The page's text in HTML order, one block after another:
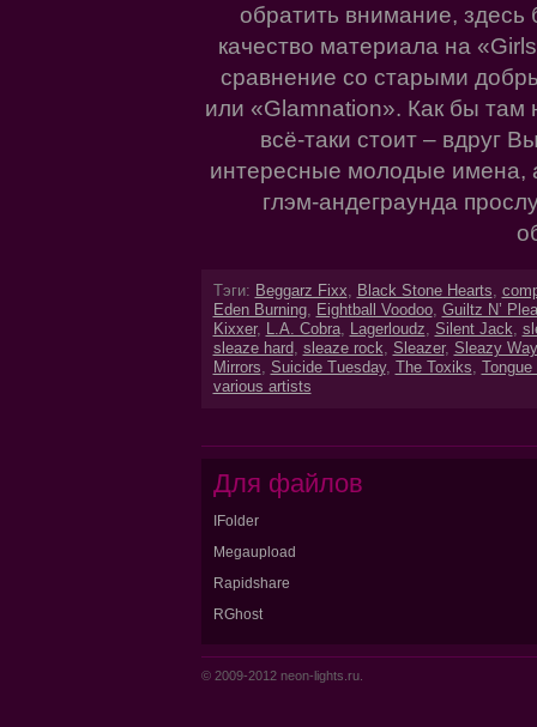
обратить внимание, здесь
качество материала на
сравнение со старыми
или «Glamnation». Как бы там
всё-таки стоит – вдруг
интересные молодые имена,
глэм-андеграунда
Тэги: Beggarz Fixx, Black Stone Hearts,
Eden Burning, Eightball Voodoo, Guiltz N’
Kixxer, L.A. Cobra, Lagerloudz, Silent Jack,
sleaze hard, sleaze rock, Sleazer, Sleazy
Mirrors, Suicide Tuesday, The Toxiks,
various artists
Для файлов
IFolder
Megaupload
Rapidshare
RGhost
© 2009-2012 neon-lights.ru.